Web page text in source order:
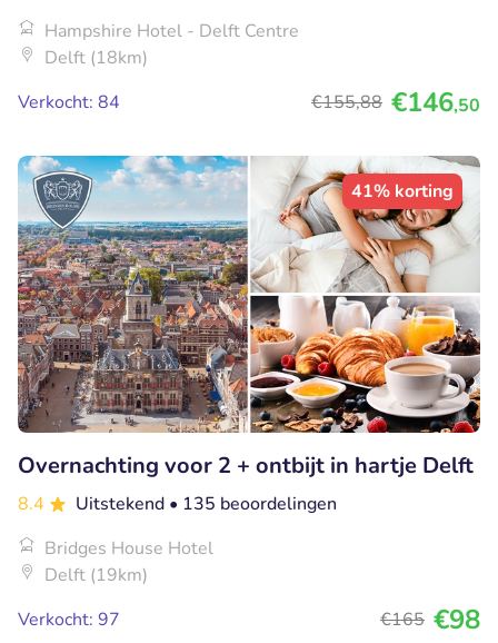
Hampshire Hotel - Delft Centre
Delft (18km)
Verkocht: 84
€155,88 €146,50
41% korting
Overnachting voor 2 + ontbijt in hartje Delft
8.4 Uitstekend • 135 beoordelingen
Bridges House Hotel
Delft (19km)
Verkocht: 97
€165 €98